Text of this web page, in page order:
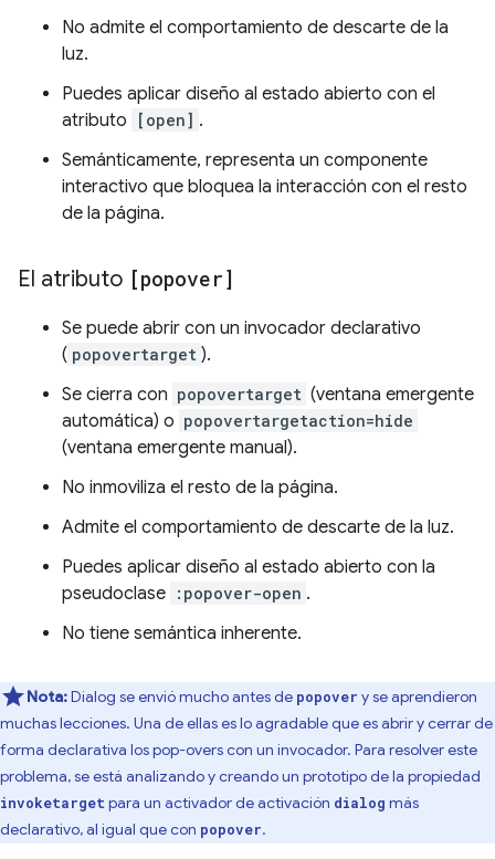
No admite el comportamiento de descarte de la
luz.
Puedes aplicar diseño al estado abierto con el
atributo
[open] .
Semánticamente, representa un componente
interactivo que bloquea la interacción con el resto
de la página.
El atributo [popover]
Se puede abrir con un invocador declarativo
( popovertarget ).
Se cierra con popovertarget (ventana emergente
automática) o popovertargetaction=hide
(ventana emergente manual).
No inmoviliza el resto de la página.
Admite el comportamiento de descarte de la luz.
Puedes aplicar diseño al estado abierto con la
pseudoclase :popover-open .
No tiene semántica inherente.
Nota:Dialog se envió mucho antes de popover y se aprendieron
muchas lecciones. Una de ellas es lo agradable que es abrir y cerrar de
forma declarativa los pop-overs con un invocador. Para resolver este
problema, se está analizando y creando un prototipo de la propiedad
invoketarget para un activador de activación dialog más
declarativo, al igual que con popover.